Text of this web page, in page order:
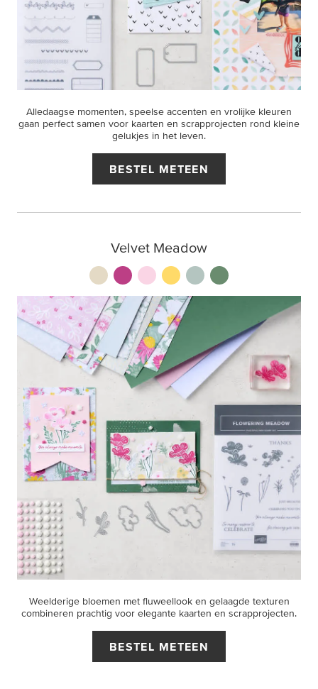
Alledaagse momenten, speelse accenten en vrolijke kleuren
gaan perfect samen voor kaarten en scrapprojecten rond kleine
gelukjes in het leven.
BESTEL METEEN
Velvet Meadow
Weelderige bloemen met fluweellook en gelaagde texturen
combineren prachtig voor elegante kaarten en scrapprojecten.
BESTEL METEEN